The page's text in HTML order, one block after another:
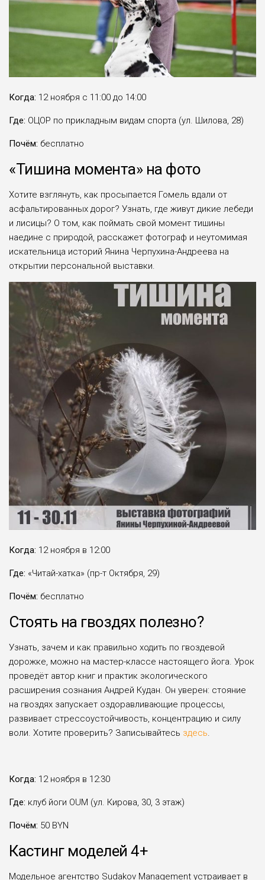
Когда: 12 ноября с 11:00 до 14:00
Где: ОЦОР по прикладным видам спорта (ул. Шилова, 28)
Почём: бесплатно
«Тишина момента» на фото
Хотите взглянуть, как просыпается Гомель вдали от
асфальтированных дорог? Узнать, где живут дикие лебеди
и лисицы? О том, как поймать свой момент тишины
наедине с природой, расскажет фотограф и неутомимая
искательница историй Янина Черпухина-Андреева на
открытии персональной выставки.
Когда: 12 ноября в 12:00
Где: «Читай-хатка» (пр-т Октября, 29)
Почём: бесплатно
Стоять на гвоздях полезно?
Узнать, зачем и как правильно ходить по гвоздевой
дорожке, можно на мастер-классе настоящего йога. Урок
проведёт автор книг и практик экологического
расширения сознания Андрей Кудан. Он уверен: стояние
на гвоздях запускает оздоравливающие процессы,
развивает стрессоустойчивость, концентрацию и силу
воли. Хотите проверить? Записывайтесь здесь
Когда: 12 ноября в 12:30
Где: клуб йоги OUM (ул. Кирова, 30, 3 этаж)
Почём: 50 BYN
Кастинг моделей 4+
Модельное агентство Sudakov Management устраивает в